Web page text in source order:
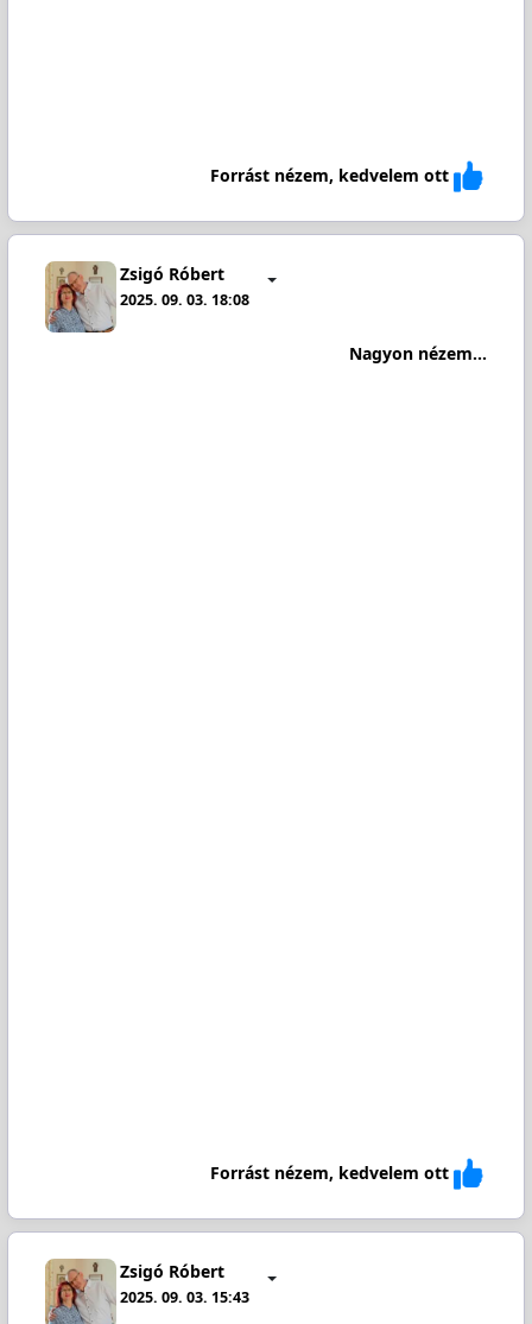
Forrást nézem, kedvelem ott
Zsigó Róbert
2025. 09. 03. 18:08
Nagyon nézem...
Forrást nézem, kedvelem ott
Zsigó Róbert
2025. 09. 03. 15:43